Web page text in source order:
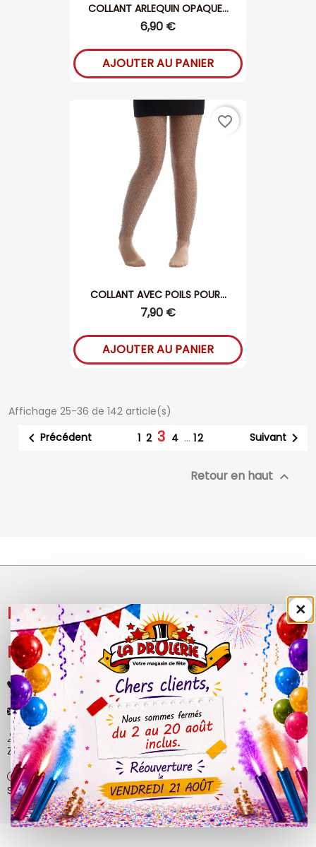
COLLANT ARLEQUIN OPAQUE...
6,90 €
AJOUTER AU PANIER
COLLANT AVEC POILS POUR...
7,90 €
AJOUTER AU PANIER
favorite_border
Affichage 25-36 de 142 article(s)
 Précédent 1 2 3 4 … 12 Suivant 
Retour en haut 
NOS PRODUITS 
LÉGAL 
+33 (0)4 50 40 81 00
contact@ladrolerie.fr
38 Rue de la Maladière
Z.A de la maladiere 01210 Ornex
Ma-Ve : 9h30 - 12h30 | 14h30 - 19h00
Sa : 9h30 - 12h30 | 14h00 - 18h30
×
© 2026 - La Drôlerie